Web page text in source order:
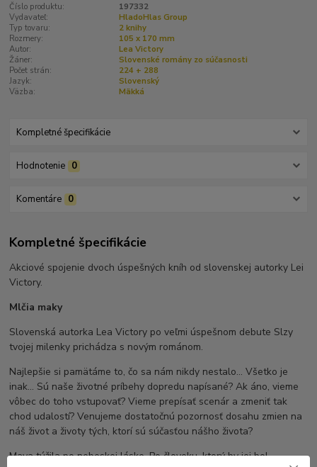
Číslo produktu:
197332
Vydavateľ:
HladoHlas Group
Typ tovaru:
2 knihy
Rozmery:
105 x 170 mm
Autor:
Lea Victory
Žáner:
Slovenské romány zo súčasnosti
Počet strán:
224 + 288
Jazyk:
Slovenský
Väzba:
Mäkká
Kompletné špecifikácie
Hodnotenie 0
Komentáre 0
Kompletné špecifikácie
Akciové spojenie dvoch úspešných kníh od slovenskej autorky Lei
Victory.
Mlčia maky
Slovenská autorka Lea Victory po veľmi úspešnom debute Slzy
tvojej milenky prichádza s novým románom.
Najlepšie si pamätáme to, čo sa nám nikdy nestalo... Všetko je
inak... Sú naše životné príbehy dopredu napísané? Ak áno, vieme
vôbec do toho vstupovať? Vieme prepísať scenár a zmeniť tak
chod udalostí? Venujeme dostatočnú pozornosť dosahu zmien na
náš život a životy tých, ktorí sú súčasťou nášho života?
Maya túžila po nebeskej láske. Po človeku, ktorý by jej bol